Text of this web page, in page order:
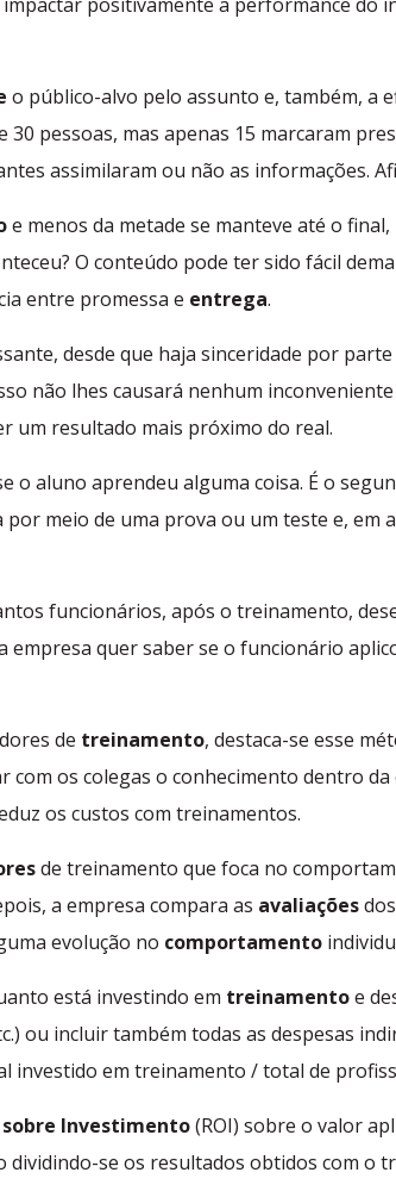
o público-alvo pelo assunto e, também, a
pessoas, mas apenas 15 marcaram
assimilaram ou não as informações.
e menos da metade se manteve até o
O conteúdo pode ter sido fácil
entre promessa e entrega.
desde que haja sinceridade por
não lhes causará nenhum
um resultado mais próximo do real.
o aluno aprendeu alguma coisa. É o
por meio de uma prova ou um teste e, em
funcionários, após o treinamento,
empresa quer saber se o funcionário
de treinamento, destaca-se esse
os colegas o conhecimento dentro da
os custos com treinamentos.
de treinamento que foca no
a empresa compara as avaliações
evolução no comportamento
está investindo em treinamentoe
ou incluir também todas as despesas
investido em treinamento / total de
Investimento(ROI) sobre o valor
dividindo-se os resultados obtidos com o